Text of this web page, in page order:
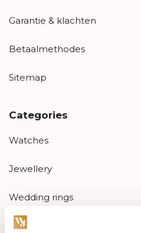
Garantie & klachten
Betaalmethodes
Sitemap
Categories
Watches
Jewellery
Wedding rings
PRE-OWNED